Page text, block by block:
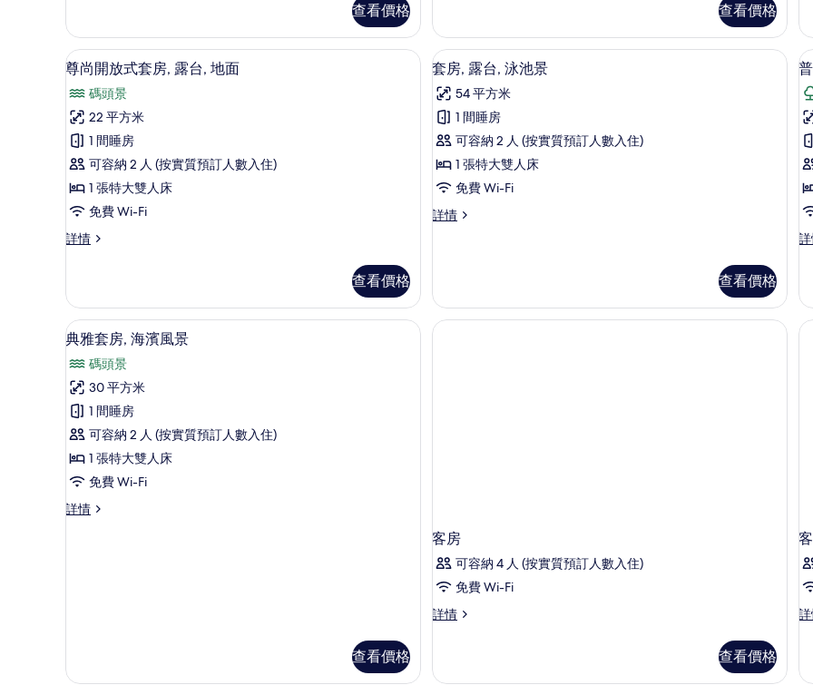
adults)
的
相
片
花
園
景
(2
adults)
詳
情
查看價格
(2
adults)
的
相
片
台
(2
adults)
詳
情
查看價格
(3
台
(3
詳
情
載
入
所
有
尊
尚
開
式
房,
露
台,
地
面
的
相
片
尊尚開放式套房, 露台, 地面 | 迷你吧、房內夾萬、遮光窗簾/窗簾、隔音
5
尊尚開放式套房, 露台, 地面
碼頭景
22 平方米
1 間睡房
可容納 2 人 (按實質預訂人數入住)
1 張特大雙人床
免費 Wi-Fi
詳情
尊
式
套
房,
露
台,
地
面
詳
情
查看價格
載
入
所
有
套
房,
台,
景
的
9
套房, 露台, 泳池景
54 平方米
1 間睡房
可容納 2 人 (按實質預訂人數入住)
1 張特大雙人床
免費 Wi-Fi
詳情
套
池
景
詳
查看價格
通
花
普
露
台,
花
載
入
所
有
典
雅
套
海
典雅套房, 海濱風景 | 迷你吧、房內夾萬、遮光窗簾/窗簾、隔音
13
典雅套房, 海濱風景
碼頭景
30 平方米
1 間睡房
可容納 2 人 (按實質預訂人數入住)
1 張特大雙人床
免費 Wi-Fi
詳情
典
查看價格
客房
可容納 4 人 (按實質預訂人數入住)
免費 Wi-Fi
詳情
客
查看價格
客